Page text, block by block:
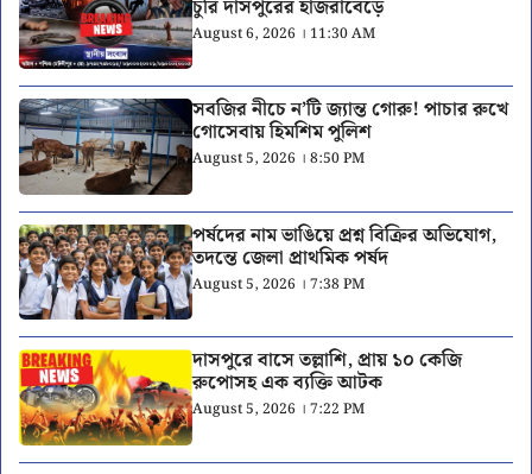
চুরি দাসপুরের হাজরাবেড়ে
August 6, 2026 । 11:30 AM
সবজির নীচে ন’টি জ্যান্ত গোরু! পাচার রুখে
গোসেবায় হিমশিম পুলিশ
August 5, 2026 । 8:50 PM
পর্ষদের নাম ভাঙিয়ে প্রশ্ন বিক্রির অভিযোগ,
তদন্তে জেলা প্রাথমিক পর্ষদ
August 5, 2026 । 7:38 PM
দাসপুরে বাসে তল্লাশি, প্রায় ১০ কেজি
রুপোসহ এক ব্যক্তি আটক
August 5, 2026 । 7:22 PM